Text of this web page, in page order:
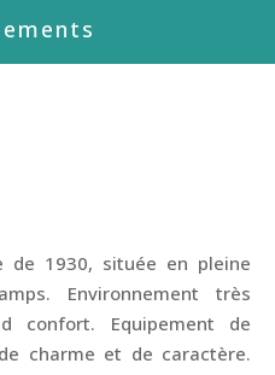
de 1930, située en pleine
Environnement très
confort. Equipement de
charme et de caractère.